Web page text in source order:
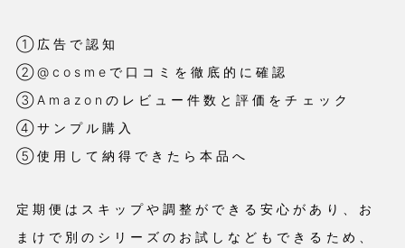
①広告で認知
②@cosmeで口コミを徹底的に確認
③Amazonのレビュー件数と評価をチェック
④サンプル購入
⑤使用して納得できたら本品へ
定期便はスキップや調整ができる安心があり、お
まけで別のシリーズのお試しなどもできるため、